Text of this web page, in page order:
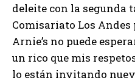
deleite con la segunda
Comisariato Los Andes
Arnie’s no puede
un rico que mis
lo están invitando